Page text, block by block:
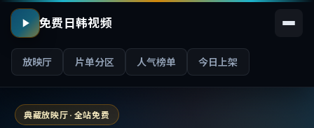
免费日韩视频
放映厅 片单分区 人气榜单 今日上架
典藏放映厅 · 全站免费